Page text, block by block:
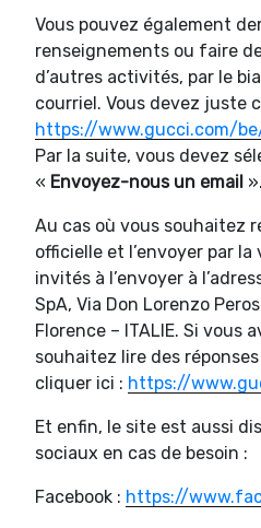
Vous pouvez également
renseignements ou faire
d’autres activités, par le
courriel. Vous devez juste
https://www.gucci.com/
Par la suite, vous devez
« Envoyez-nous un email ».
Au cas où vous souhaitez
officielle et l’envoyer par la
invités à l’envoyer à
SpA, Via Don Lorenzo
Florence – ITALIE. Si vous
souhaitez lire des
cliquer ici : https://
Et enfin, le site est aussi
sociaux en cas de besoin :
Facebook : https://